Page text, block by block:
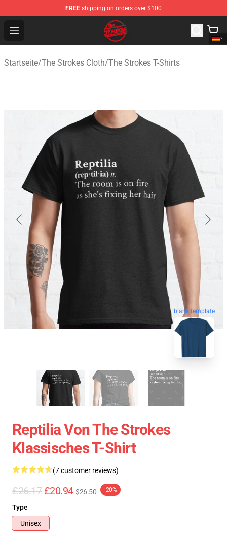
FREE shipping on orders over $100
Open menu
The Strokes Shop - Official The Strokes Merchandise
Startseite/The Strokes Cloth/The Strokes T-Shirts
blank template
Reptilia Von The Strokes
Klassisches T-Shirt
(7 customer reviews)
£26.17 £20.94 $26.50 -20%
Type
Unisex